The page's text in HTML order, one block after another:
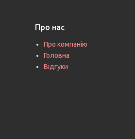
Про нас
Про компанію
Головна
Відгуки